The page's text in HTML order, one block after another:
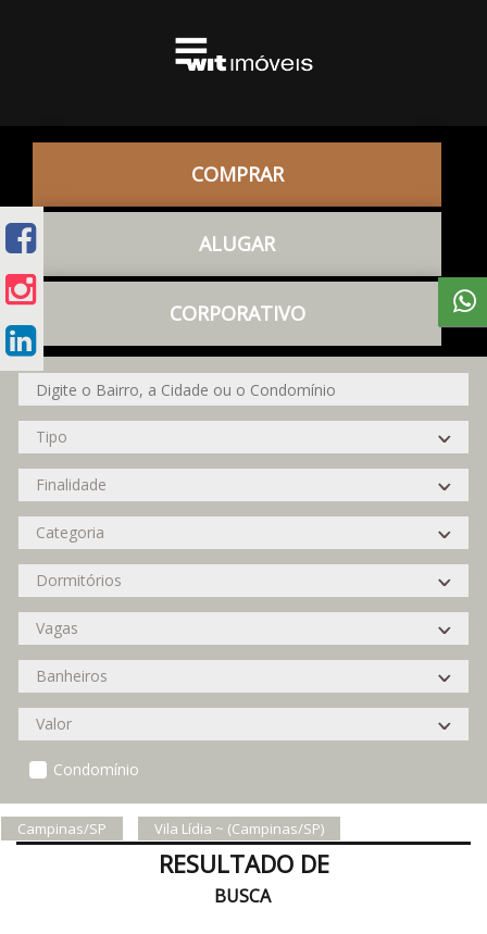
COMPRAR
ALUGAR
CORPORATIVO
Condomínio
Campinas/SP Vila Lídia ~ (Campinas/SP)
RESULTADO DE
BUSCA